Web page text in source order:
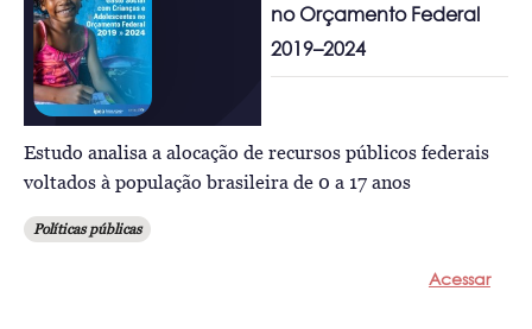
no Orçamento Federal
2019–2024
Estudo analisa a alocação de recursos públicos federais
voltados à população brasileira de 0 a 17 anos
Políticas públicas
Acessar